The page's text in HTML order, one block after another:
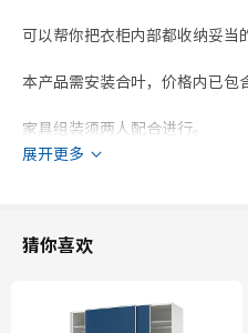
可以帮你把衣柜内部都收纳妥当
本产品需安装合叶，价格内已包
家具组装须两人配合进行。
如果你的天花板高度超过237cm
必须使用产品包装内的紧固件将
展开更多
猜你喜欢